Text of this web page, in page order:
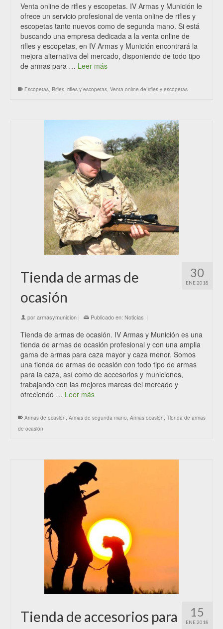
Venta online de rifles y escopetas. IV Armas y Munición le
ofrece un servicio profesional de venta online de rifles y
escopetas tanto nuevos como de segunda mano. Si está
buscando una empresa dedicada a la venta online de
rifles y escopetas, en IV Armas y Munición encontrará la
mejora alternativa del mercado, disponiendo de todo tipo
de armas para … Leer más
Escopetas, Rifles, rifles y escopetas, Venta online de rifles y escopetas
30
ENE 2018
Tienda de armas de
ocasión
porarmasymunicion | Publicado en: Noticias |
Tienda de armas de ocasión. IV Armas y Munición es una
tienda de armas de ocasión profesional y con una amplia
gama de armas para caza mayor y caza menor. Somos
una tienda de armas de ocasión con todo tipo de armas
para la caza, así como de accesorios y municiones,
trabajando con las mejores marcas del mercado y
ofreciendo … Leer más
Armas de ocasión, Armas de segunda mano, Armas ocasión, Tienda de armas
de ocasión
15
ENE 2018
Tienda de accesorios para